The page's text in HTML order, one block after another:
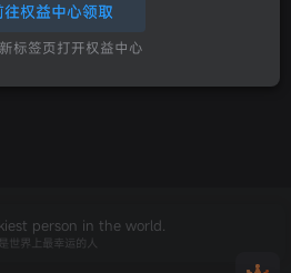
暂无内容
person in the world.
世界上最幸运的人
往权益中心领取
标签页打开权益中心